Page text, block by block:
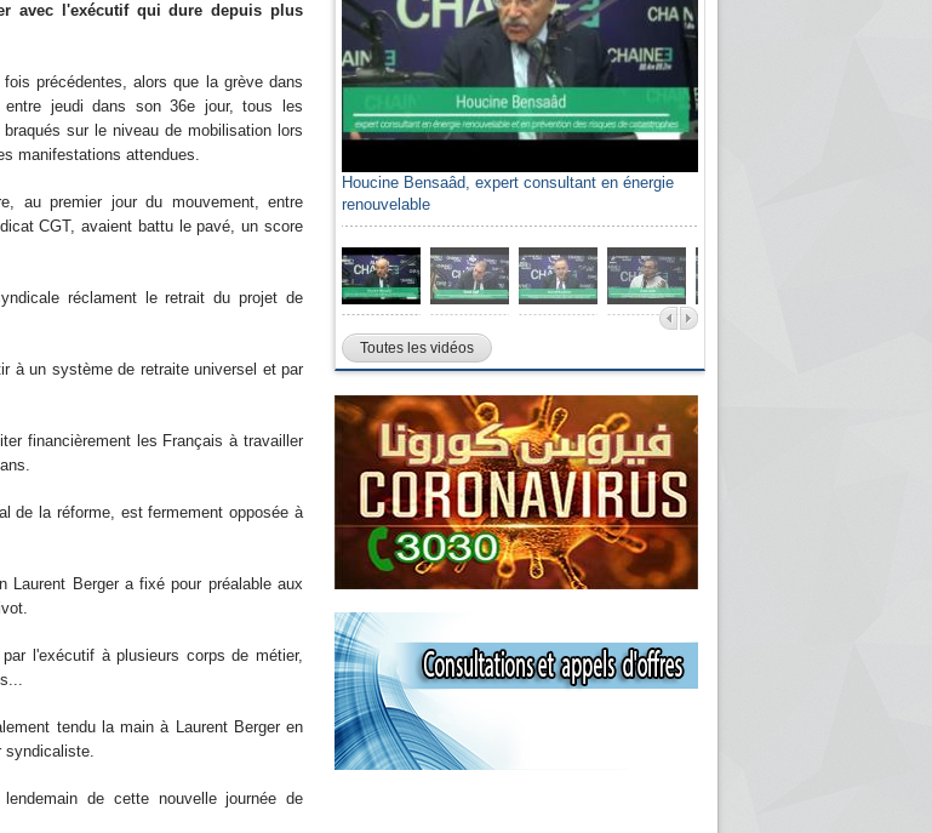
avec l'exécutif qui dure depuis plus
précédentes, alors que la grève dans
entre jeudi dans son 36e jour, tous les
braqués sur le niveau de mobilisation lors
manifestations attendues.
au premier jour du mouvement, entre
CGT, avaient battu le pavé, un score
réclament le retrait du projet de
à un système de retraite universel et par
financièrement les Français à travailler
de la réforme, est fermement opposée à
Laurent Berger a fixé pour préalable aux
l'exécutif à plusieurs corps de métier,
tendu la main à Laurent Berger en
syndicaliste.
de cette nouvelle journée de
Houcine Bensaâd, expert consultant en énergie
renouvelable
Toutes les vidéos